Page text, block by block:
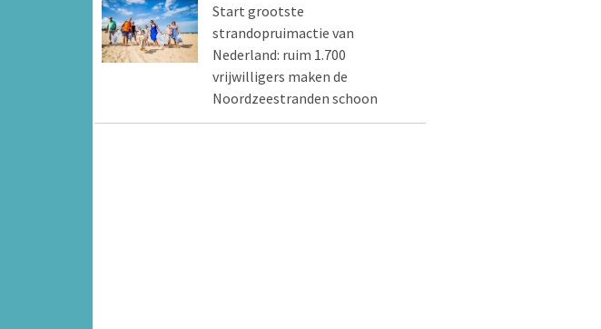
Start grootste
strandopruimactie van
Nederland: ruim 1.700
vrijwilligers maken de
Noordzeestranden schoon